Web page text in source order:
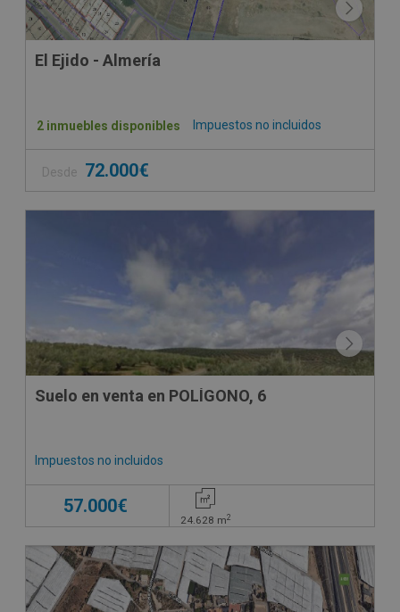
El Ejido - Almería
Impuestos no incluidos
2 inmuebles disponibles
Desde 72.000€
Suelo en venta en POLÍGONO, 6
Impuestos no incluidos
57.000€
24.628 m2